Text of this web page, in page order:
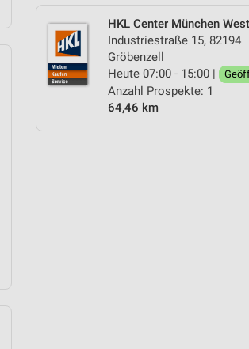
HKL Center München West
Industriestraße 15, 82194
Gröbenzell
Heute 07:00 - 15:00 |
Anzahl Prospekte: 1
64,46 km